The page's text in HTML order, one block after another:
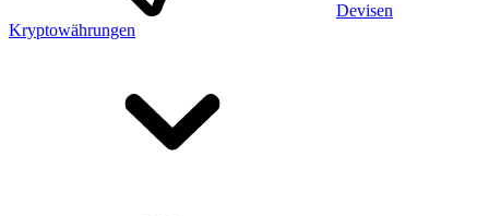
Devisen
Kryptowährungen